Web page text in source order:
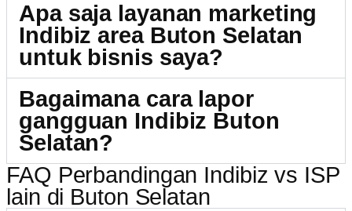
Apa saja layanan marketing
Indibiz area Buton Selatan
untuk bisnis saya?
Bagaimana cara lapor
gangguan Indibiz Buton
Selatan?
FAQ Perbandingan Indibiz vs ISP
lain di Buton Selatan